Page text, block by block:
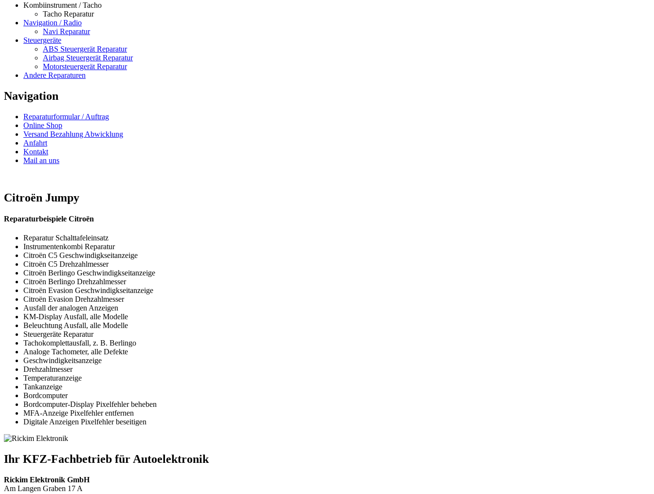
Kombiinstrument / Tacho
Tacho Reparatur
Navigation / Radio
Navi Reparatur
Steuergeräte
ABS Steuergerät Reparatur
Airbag Steuergerät Reparatur
Motorsteuergerät Reparatur
Andere Reparaturen
Navigation
Reparaturformular / Auftrag
Online Shop
Versand Bezahlung Abwicklung
Anfahrt
Kontakt
Mail an uns
Citroën Jumpy
Reparaturbeispiele Citroën
Reparatur Schalttafeleinsatz
Instrumentenkombi Reparatur
Citroën C5 Geschwindigkseitanzeige
Citroën C5 Drehzahlmesser
Citroën Berlingo Geschwindigkseitanzeige
Citroën Berlingo Drehzahlmesser
Citroën Evasion Geschwindigkseitanzeige
Citroën Evasion Drehzahlmesser
Ausfall der analogen Anzeigen
KM-Display Ausfall, alle Modelle
Beleuchtung Ausfall, alle Modelle
Steuergeräte Reparatur
Tachokomplettausfall, z. B. Berlingo
Analoge Tachometer, alle Defekte
Geschwindigkeitsanzeige
Drehzahlmesser
Temperaturanzeige
Tankanzeige
Bordcomputer
Bordcomputer-Display Pixelfehler beheben
MFA-Anzeige Pixelfehler entfernen
Digitale Anzeigen Pixelfehler beseitigen
Ihr KFZ-Fachbetrieb für Autoelektronik
Rickim Elektronik GmbH
Am Langen Graben 17 A